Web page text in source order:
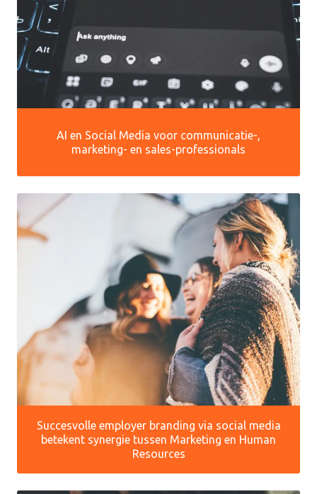
AI en Social Media voor communicatie-,
marketing- en sales-professionals
Succesvolle employer branding via social media
betekent synergie tussen Marketing en Human
Resources